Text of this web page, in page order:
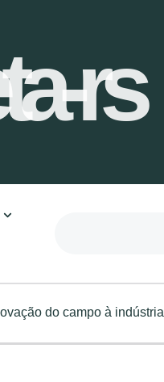
rs
do campo à indústria